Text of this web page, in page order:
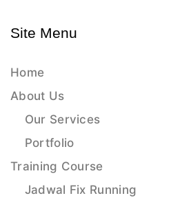
Site Menu
Home
About Us
Our Services
Portfolio
Training Course
Jadwal Fix Running